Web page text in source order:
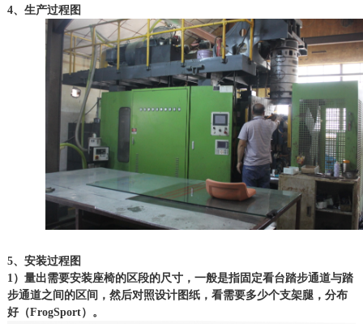
4、生产过程图
5、安装过程图
1）量出需要安装座椅的区段的尺寸，一般是指固定看台踏步通道与踏
步通道之间的区间，然后对照设计图纸，看需要多少个支架腿，分布
好（FrogSport）。